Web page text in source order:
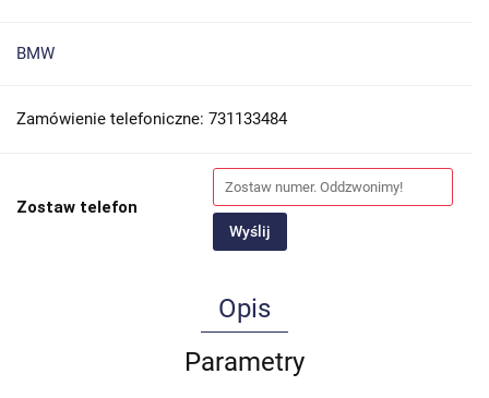
BMW
Zamówienie telefoniczne: 731133484
Zostaw telefon
Wyślij
Opis
Parametry